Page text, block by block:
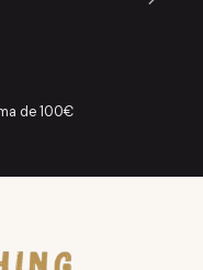
de 100€